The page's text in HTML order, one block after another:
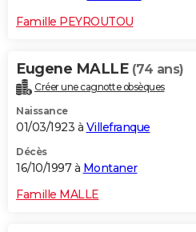
Famille PEYROUTOU
Eugene MALLE (74 ans)
Créer une cagnotte obsèques
Naissance
01/03/1923 à Villefranque
Décès
16/10/1997 à Montaner
Famille MALLE